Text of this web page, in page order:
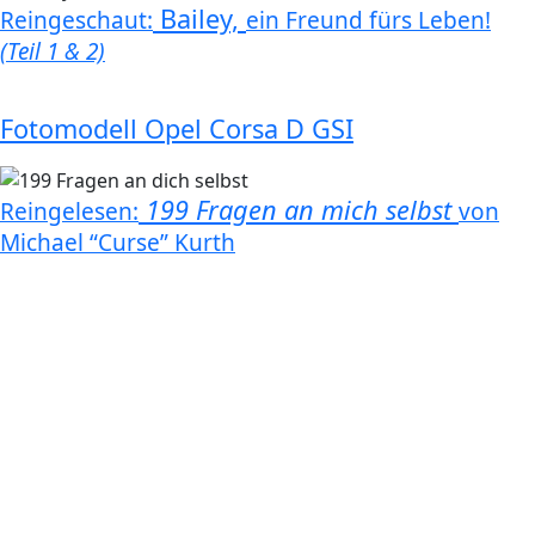
Reingeschaut: Bailey, ein Freund fürs Leben!
(Teil 1 & 2)
Fotomodell Opel Corsa D GSI
Reingelesen: 199 Fragen an mich selbst von
Michael “Curse” Kurth